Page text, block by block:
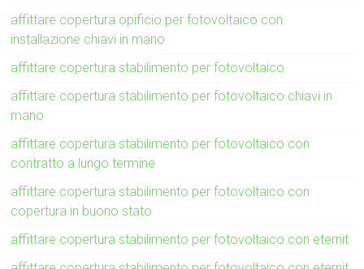
affittare copertura opificio per fotovoltaico con
installazione chiavi in mano
affittare copertura stabilimento per fotovoltaico
affittare copertura stabilimento per fotovoltaico chiavi in
mano
affittare copertura stabilimento per fotovoltaico con
contratto a lungo termine
affittare copertura stabilimento per fotovoltaico con
copertura in buono stato
affittare copertura stabilimento per fotovoltaico con eternit